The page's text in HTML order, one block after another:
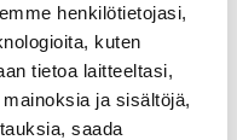
henkilötietojasi,
kuten
tietoa laitteeltasi,
ja sisältöjä,
saada
€